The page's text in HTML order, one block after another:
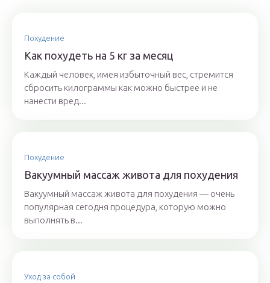
Похудение
Как похудеть на 5 кг за месяц
Каждый человек, имея избыточный вес, стремится
сбросить килограммы как можно быстрее и не
нанести вред...
Похудение
Вакуумный массаж живота для похудения
Вакуумный массаж живота для похудения — очень
популярная сегодня процедура, которую можно
выполнять в...
Уход за собой